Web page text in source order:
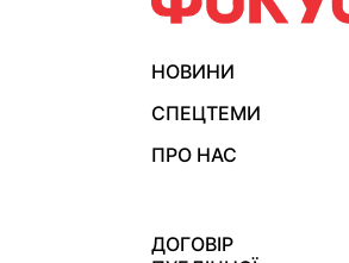
НОВИНИ
СПЕЦТЕМИ
ПРО НАС
ДОГОВІР